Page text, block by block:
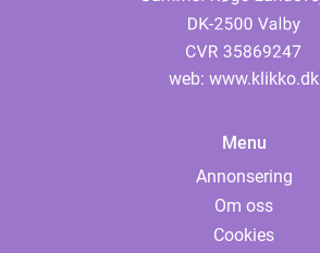
web: www.klikko.dk
Menu
Annonsering
Om oss
Cookies